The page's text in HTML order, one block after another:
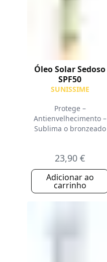
Óleo Solar Sedoso
SPF50
SUNISSIME
Protege –
Antienvelhecimento –
Sublima o bronzeado
23,90 €
Adicionar ao
carrinho